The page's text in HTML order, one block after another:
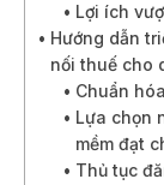
Lợi ích
Hướng dẫn
nối thuế cho
Chuẩn
Lựa chọn
mềm đạt
Thủ tục